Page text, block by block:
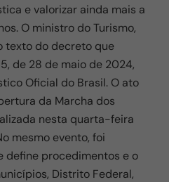
e valorizar ainda mais a
O ministro do Turismo,
texto do decreto que
de 28 de maio de 2024,
Oficial do Brasil. O ato
da Marcha dos
nesta quarta-feira
mesmo evento, foi
define procedimentos e o
Distrito Federal,